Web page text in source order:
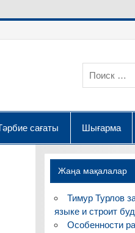
сағаты Шығарма
Жаңа мақалалар
Тимур Турлов
языке и строит
Особенности